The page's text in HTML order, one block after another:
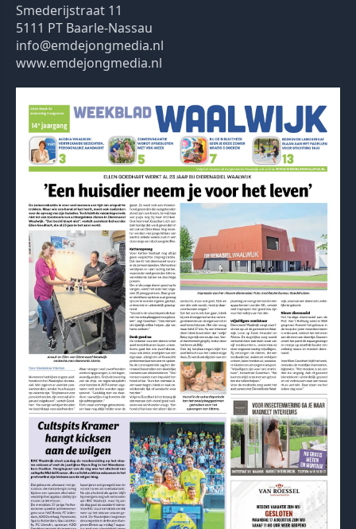
Smederijstraat 11
5111 PT Baarle-Nassau
info@emdejongmedia.nl
www.emdejongmedia.nl